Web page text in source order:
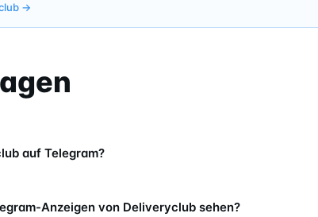
→
auf Telegram?
Anzeigen von Deliveryclub sehen?